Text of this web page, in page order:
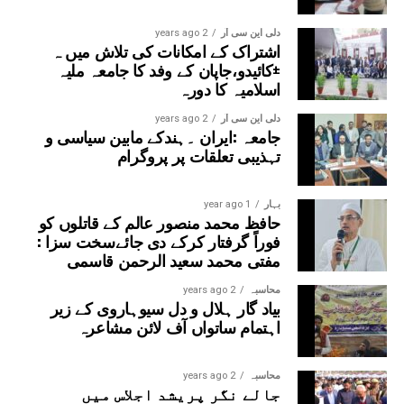
دلی این سی آر 2 years ago
اشتراک کے امکانات کی تلاش میں ہ
±کائیدو،جاپان کے وفد کا جامعہ ملیہ
اسلامیہ کا دورہ
دلی این سی آر 2 years ago
جامعہ :ایران ۔ہندکے مابین سیاسی و
تہذیبی تعلقات پر پروگرام
بہار 1 year ago
حافظ محمد منصور عالم کے قاتلوں کو
فوراً گرفتار کرکے دی جائےسخت سزا :
مفتی محمد سعید الرحمن قاسمی
محاسبہ 2 years ago
بیاد گار ہلال و دل سیوہاروی کے زیر
اہتمام ساتواں آف لائن مشاعرہ
محاسبہ 2 years ago
جالے نگر پریشد اجلاس میں